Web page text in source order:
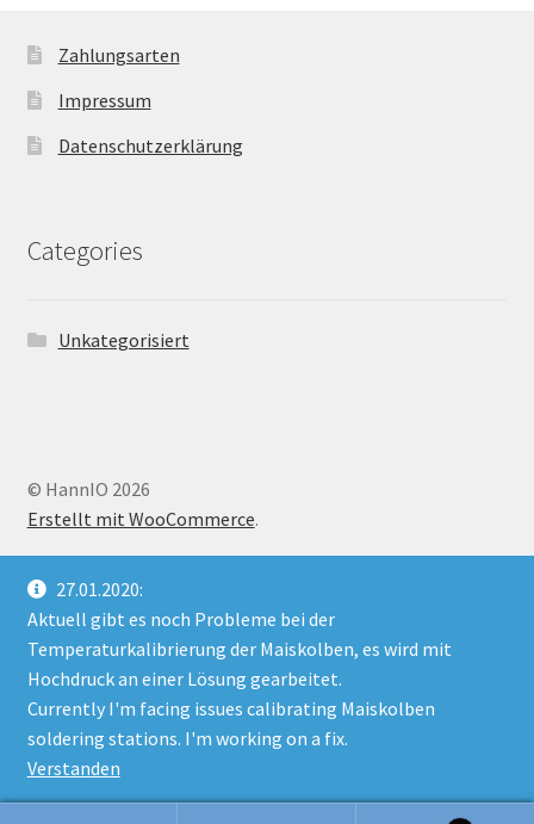
Zahlungsarten
Impressum
Datenschutzerklärung
Categories
Unkategorisiert
© HannIO 2026
Erstellt mit WooCommerce.
27.01.2020:
Aktuell gibt es noch Probleme bei der
Temperaturkalibrierung der Maiskolben, es wird mit
Hochdruck an einer Lösung gearbeitet.
Currently I'm facing issues calibrating Maiskolben
soldering stations. I'm working on a fix.
Verstanden